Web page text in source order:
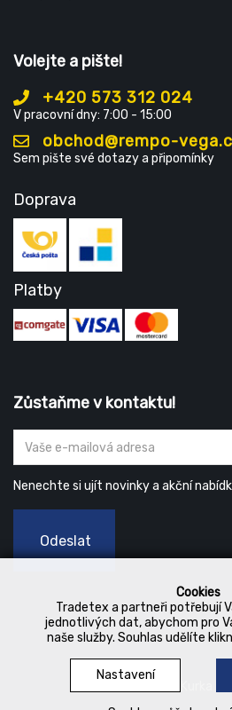
Cookies
Tradetex a partneři potřebují
jednotlivých dat, abychom pro
naše služby. Souhlas udělíte
Nastavení
Volejte a pište!
+420 573 312 024
V pracovní dny: 7:00 - 15:00
obchod@rempo-
Sem pište své dotazy a připomínky
Doprava
Platby
Zůstaňme v kontaktu!
Nenechte si ujít novinky a akční
Odeslat